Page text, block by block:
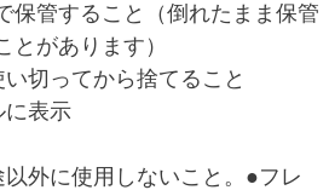
保管すること（倒れたまま保管
とがあります）
切ってから捨てること
に表示
外に使用しないこと。●フレ